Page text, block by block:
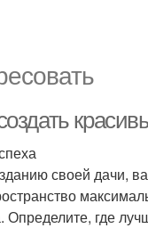
своей дачи,
где